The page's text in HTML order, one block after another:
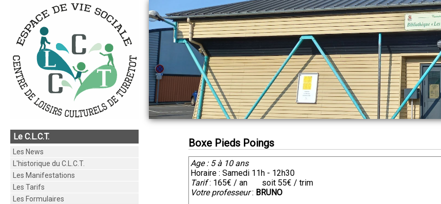
Le C.L.C.T.
Les News
L'historique du C.L.C.T.
Les Manifestations
Les Tarifs
Les Formulaires
Boxe Pieds Poings
Age : 5 à 10 ans
Horaire : Samedi 11h - 12h30
Tarif: 165€ / an soit 55€ / trim
Votre professeur: BRUNO